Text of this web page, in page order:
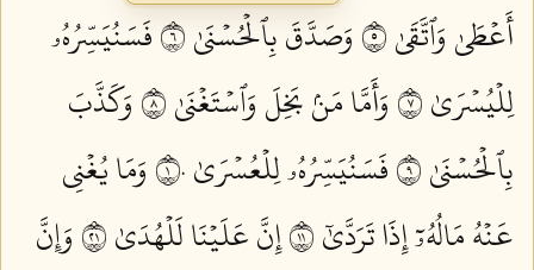
أَعۡطَىٰ وَٱتَّقَىٰ ٥
وَصَدَّقَ بِٱلۡحُسۡنَىٰ ٦
فَسَنُيَسِّرُهُۥ
لِلۡيُسۡرَىٰ ٧
وَأَمَّا مَنۢ بَخِلَ وَٱسۡتَغۡنَىٰ ٨
وَكَذَّبَ
بِٱلۡحُسۡنَىٰ ٩
فَسَنُيَسِّرُهُۥ لِلۡعُسۡرَىٰ ١٠
وَمَا يُغۡنِي
عَنۡهُ مَالُهُۥٓ إِذَا تَرَدَّىٰٓ ١١
إِنَّ عَلَيۡنَا لَلۡهُدَىٰ ١٢
وَإِنَّ